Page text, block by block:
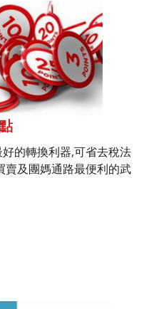
的轉換利器,可省去稅法
賣及團媽通路最便利的武